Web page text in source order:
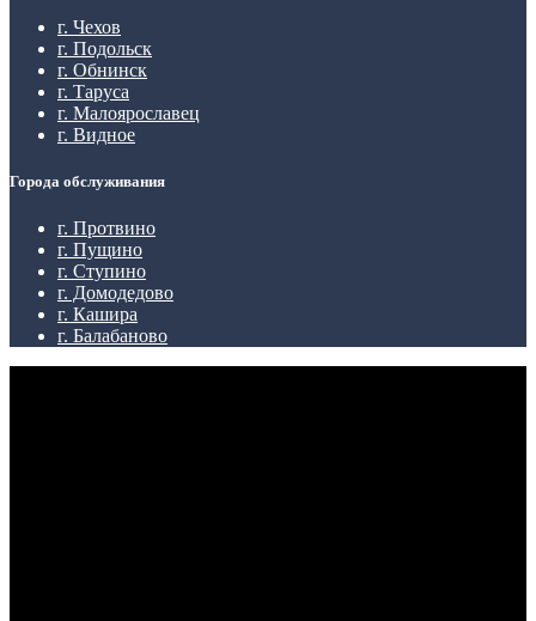
г. Чехов
г. Подольск
г. Обнинск
г. Таруса
г. Малоярославец
г. Видное
Города обслуживания
г. Протвино
г. Пущино
г. Ступино
г. Домодедово
г. Кашира
г. Балабаново